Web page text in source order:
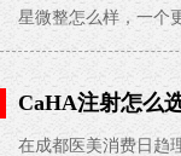
星微整怎么样，一个
CaHA注射怎么
在成都医美消费日趋